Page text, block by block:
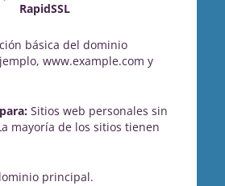
RapidSSL
básica del dominio
www.example.com y
Sitios web personales sin
mayoría de los sitios tienen
principal.